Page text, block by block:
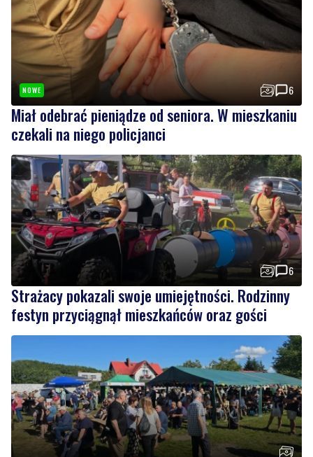
NOWE 6
Miał odebrać pieniądze od seniora. W mieszkaniu
czekali na niego policjanci
6
Strażacy pokazali swoje umiejętności. Rodzinny
festyn przyciągnął mieszkańców oraz gości